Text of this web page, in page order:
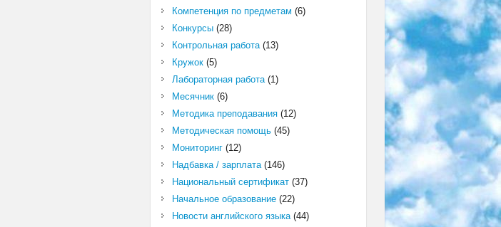
Компетенция по предметам (6)
Конкурсы(28)
Контрольная работа(13)
Кружок(5)
Лабораторная работа(1)
Месячник(6)
Методика преподавания(12)
Методическая помощь(45)
Мониторинг(12)
Надбавка / зарплата(146)
Национальный сертификат(37)
Начальное образование(22)
Новости английского языка(44)